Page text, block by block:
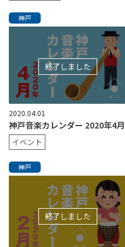
神戸
終了しました
2020.04.01
神戸音楽カレンダー 2020年4月
イベント
神戸
終了しました